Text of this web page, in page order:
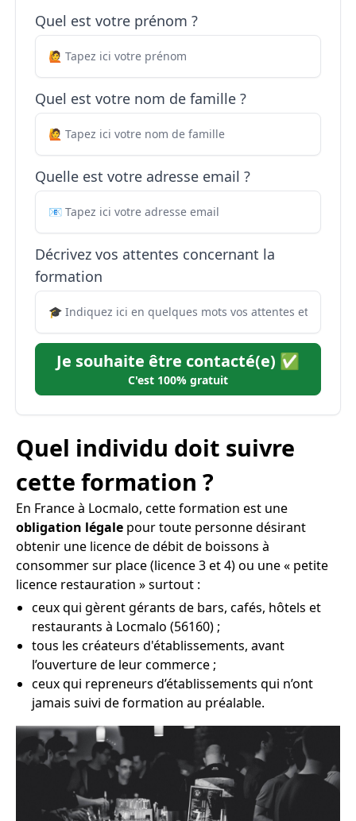
Quel est votre prénom ?
Quel est votre nom de famille ?
Quelle est votre adresse email ?
Décrivez vos attentes concernant la
formation
Je souhaite être contacté(e) ✅
C'est 100% gratuit
Quel individu doit suivre
cette formation ?
En France à Locmalo, cette formation est une
obligation légale pour toute personne désirant
obtenir une licence de débit de boissons à
consommer sur place (licence 3 et 4) ou une « petite
licence restauration » surtout :
ceux qui gèrent gérants de bars, cafés, hôtels et
restaurants à Locmalo (56160) ;
tous les créateurs d'établissements, avant
l’ouverture de leur commerce ;
ceux qui repreneurs d’établissements qui n’ont
jamais suivi de formation au préalable.